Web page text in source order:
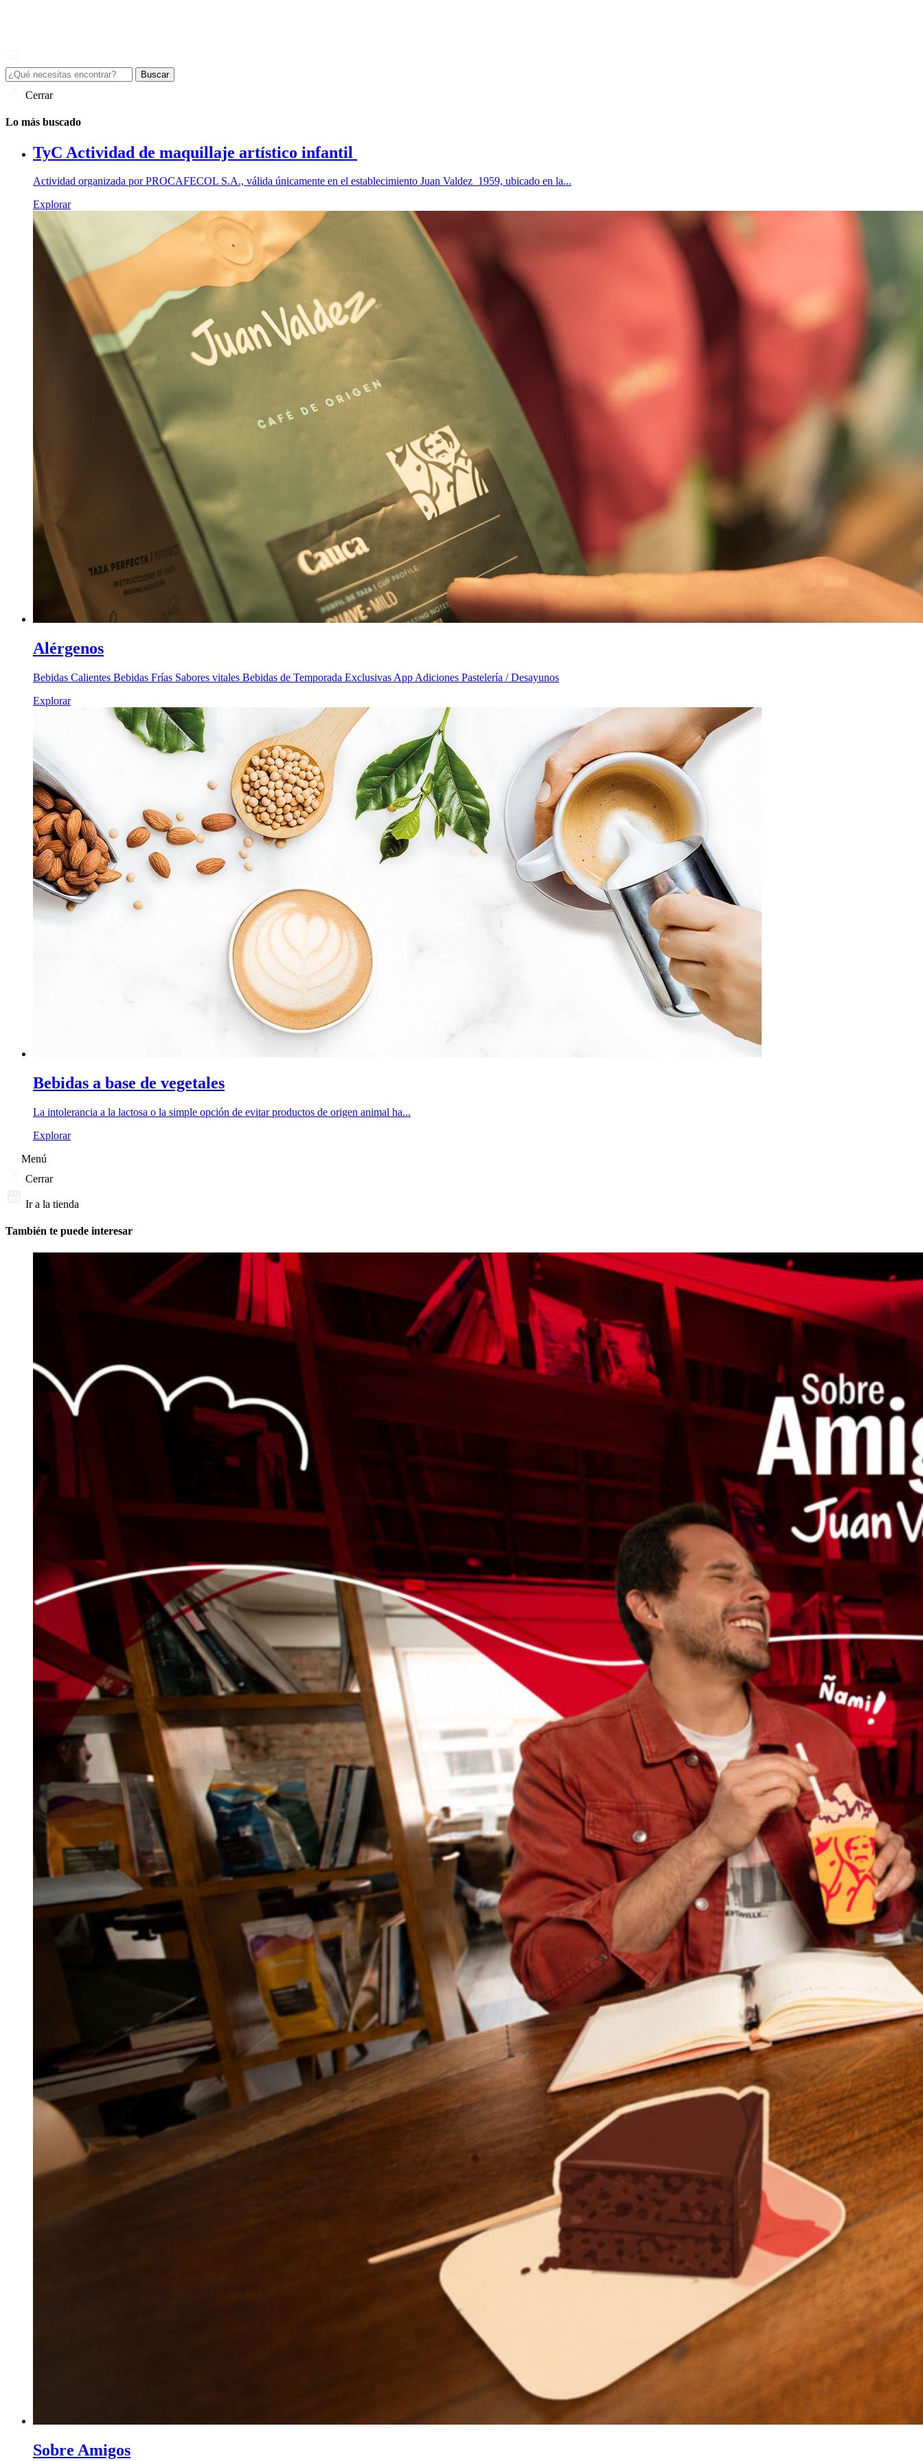
Cerrar
Lo más buscado
TyC Actividad de maquillaje artístico infantil
Actividad organizada por PROCAFECOL S.A., válida únicamente en el establecimiento Juan Valdez 1959, ubicado en la...
Explorar
Alérgenos
Bebidas Calientes Bebidas Frías Sabores vitales Bebidas de Temporada Exclusivas App Adiciones Pastelería / Desayunos
Explorar
Bebidas a base de vegetales
La intolerancia a la lactosa o la simple opción de evitar productos de origen animal ha...
Explorar
Menú
Cerrar
Ir a la tienda
También te puede interesar
Sobre Amigos